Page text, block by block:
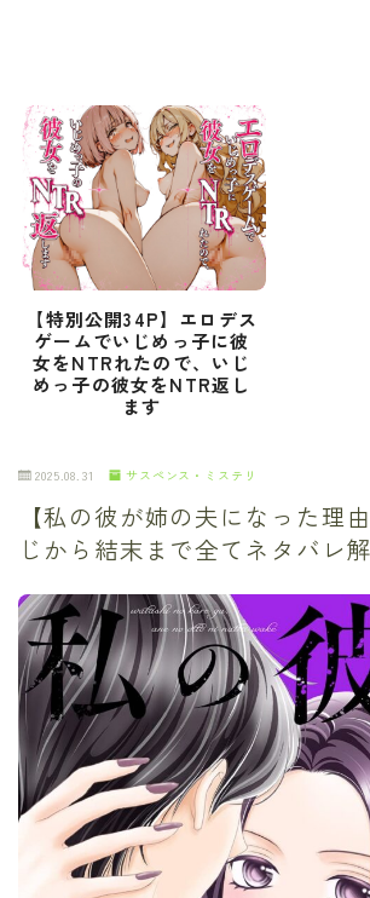
【特別公開34P】エロデス
ゲームでいじめっ子に彼
女をNTRれたので、いじ
めっ子の彼女をNTR返し
ます
2025.08.31 サスペンス・ミステリ
【私の彼が姉の夫になった理
じから結末まで全てネタバレ